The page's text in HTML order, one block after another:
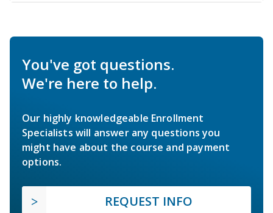
You've got questions.
We're here to help.
Our highly knowledgeable Enrollment
Specialists will answer any questions you
might have about the course and payment
options.
REQUEST INFO